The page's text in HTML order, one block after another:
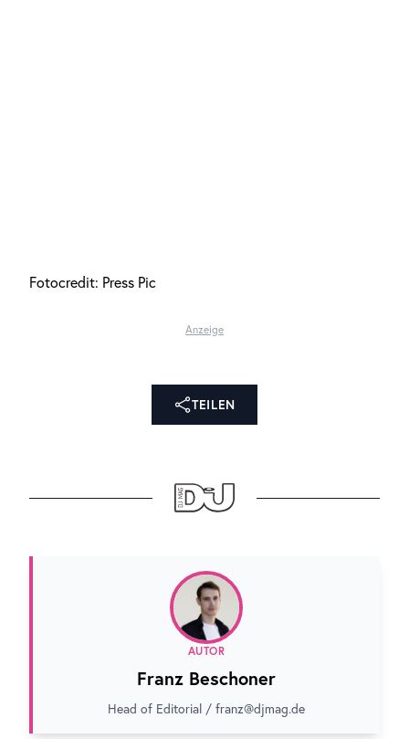
Fotocredit: Press Pic
Anzeige
TEILEN
AUTOR
Franz Beschoner
Head of Editorial / franz@djmag.de